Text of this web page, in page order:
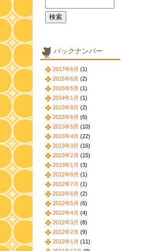
バックナンバー
2017年6月 (1)
2015年6月 (2)
2015年5月 (1)
2014年1月 (1)
2013年8月 (2)
2013年6月 (6)
2013年5月 (10)
2013年4月 (22)
2013年3月 (16)
2013年2月 (15)
2013年1月 (3)
2012年8月 (1)
2012年7月 (1)
2012年6月 (2)
2012年5月 (6)
2012年4月 (4)
2012年3月 (8)
2012年2月 (9)
2012年1月 (11)